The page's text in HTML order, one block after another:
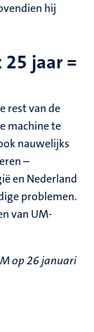
hij
jaar =
rest van de
machine te
nauwelijks
–
en Nederland
problemen.
van UM-
op 26 januari